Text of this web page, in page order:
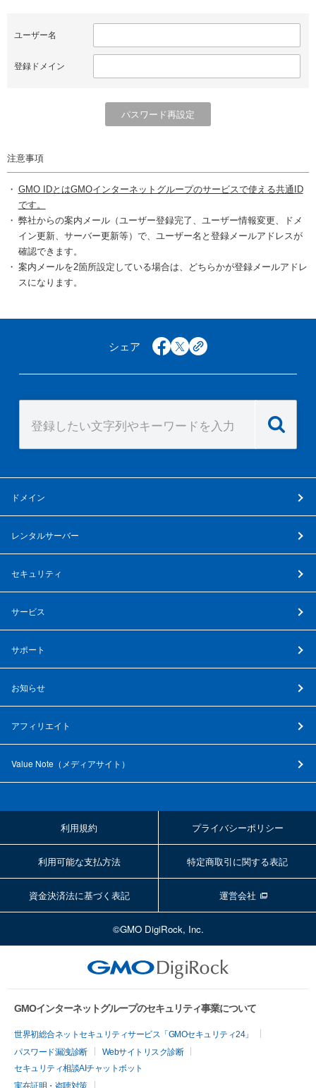
ユーザー名
登録ドメイン
注意事項
GMO IDとはGMOインターネットグループのサービスで使える共通ID
です。
弊社からの案内メール（ユーザー登録完了、ユーザー情報変更、ドメ
イン更新、サーバー更新等）で、ユーザー名と登録メールアドレスが
確認できます。
案内メールを2箇所設定している場合は、どちらかが登録メールアドレ
スになります。
シェア facebook
x copy
ドメイン
レンタルサーバー
セキュリティ
サービス
サポート
お知らせ
アフィリエイト
Value Note（ メディアサイト ）
利用規約 プライバシーポリシー
利用可能な支払方法 特定商取引に関する表記
資金決済法に基づく表記 運営会社
©GMO DigiRock, Inc.
GMOインターネットグループのセキュリティ事業について
世界初総合ネットセキュリティサービス「GMOセキュリティ24」
パスワード漏洩診断
Webサイトリスク診断
セキュリティ相談AIチャットボット
実在証明・盗聴対策